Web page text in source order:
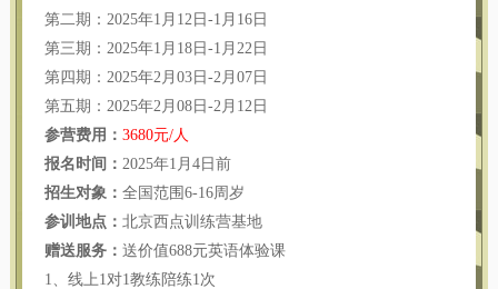
第二期：2025年1月12日-1月16日
第三期：2025年1月18日-1月22日
第四期：2025年2月03日-2月07日
第五期：2025年2月08日-2月12日
参营费用： 3680元/人
报名时间： 2025年1月4日前
招生对象： 全国范围6-16周岁
参训地点： 北京西点训练营基地
赠送服务： 送价值688元英语体验课
1、线上1对1教练陪练1次